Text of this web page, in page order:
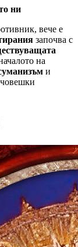
ни
вече е
започва с
на
и